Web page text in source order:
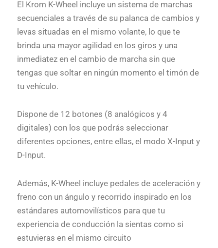
El Krom K-Wheel incluye un sistema de marchas
secuenciales a través de su palanca de cambios y
levas situadas en el mismo volante, lo que te
brinda una mayor agilidad en los giros y una
inmediatez en el cambio de marcha sin que
tengas que soltar en ningún momento el timón de
tu vehículo.
Dispone de 12 botones (8 analógicos y 4
digitales) con los que podrás seleccionar
diferentes opciones, entre ellas, el modo X-Input y
D-Input.
Además, K-Wheel incluye pedales de aceleración y
freno con un ángulo y recorrido inspirado en los
estándares automovilísticos para que tu
experiencia de conducción la sientas como si
estuvieras en el mismo circuito